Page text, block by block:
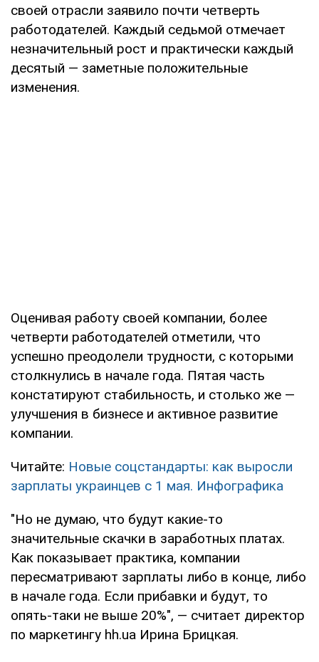
своей отрасли заявило почти четверть
работодателей. Каждый седьмой отмечает
незначительный рост и практически каждый
десятый — заметные положительные
изменения.
Оценивая работу своей компании, более
четверти работодателей отметили, что
успешно преодолели трудности, с которыми
столкнулись в начале года. Пятая часть
констатируют стабильность, и столько же —
улучшения в бизнесе и активное развитие
компании.
Читайте: Новые соцстандарты: как выросли
зарплаты украинцев с 1 мая. Инфографика
"Но не думаю, что будут какие-то
значительные скачки в заработных платах.
Как показывает практика, компании
пересматривают зарплаты либо в конце, либо
в начале года. Если прибавки и будут, то
опять-таки не выше 20%", — считает директор
по маркетингу hh.ua Ирина Брицкая.